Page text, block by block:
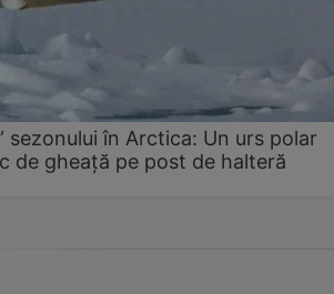
sezonului în Arctica: Un urs polar
de gheață pe post de halteră